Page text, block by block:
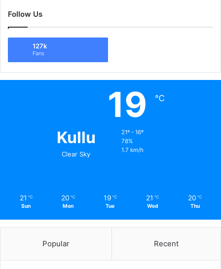
Follow Us
127k
Fans
Kullu
Clear Sky
19 ℃
21º - 16º
78%
1.7 km/h
21 ℃
Sun
20 ℃
Mon
19 ℃
Tue
21 ℃
Wed
20 ℃
Thu
Popular Recent